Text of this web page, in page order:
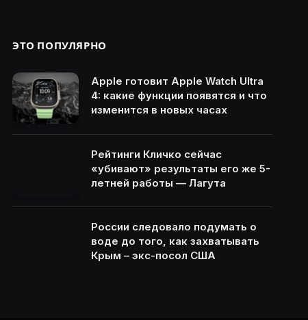
ЭТО ПОПУЛЯРНО
Apple готовит Apple Watch Ultra
4: какие функции появятся и что
изменится в новых часах
Рейтинги Кличко сейчас
«убивают» результаты его же 5-
летней работы — Лагута
России следовало подумать о
воде до того, как захватывать
Крым – экс-посол США